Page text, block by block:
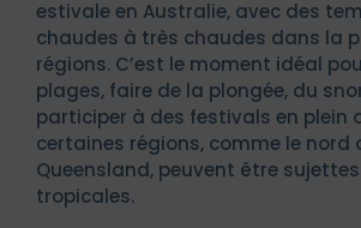
estivale en Australie, avec des
chaudes à très chaudes dans la
régions. C’est le moment idéal
plages, faire de la plongée, du
participer à des festivals en plein
certaines régions, comme le nord
Queensland, peuvent être
tropicales.